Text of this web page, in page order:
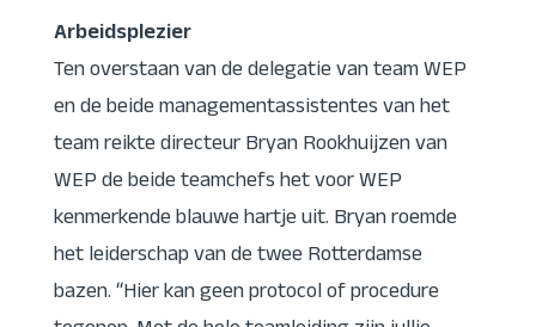
Arbeidsplezier
Ten overstaan van de delegatie van team WEP
en de beide managementassistentes van het
team reikte directeur Bryan Rookhuijzen van
WEP de beide teamchefs het voor WEP
kenmerkende blauwe hartje uit. Bryan roemde
het leiderschap van de twee Rotterdamse
bazen. “Hier kan geen protocol of procedure